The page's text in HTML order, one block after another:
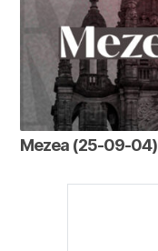
Mezea (25-09-04)